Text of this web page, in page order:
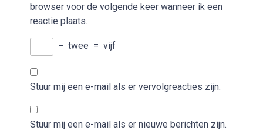
browser voor de volgende keer wanneer ik een
reactie plaats.
− twee = vijf
Stuur mij een e-mail als er vervolgreacties zijn.
Stuur mij een e-mail als er nieuwe berichten zijn.